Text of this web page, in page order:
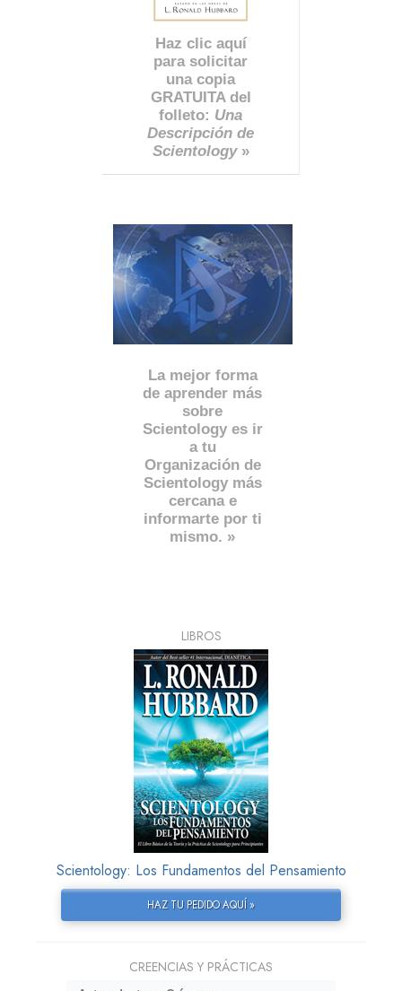
Haz clic aquí
para solicitar
una copia
GRATUITA del
folleto: Una
Descripción de
Scientology»
La mejor forma
de aprender más
sobre
Scientology es ir
a tu
Organización de
Scientology más
cercana e
informarte por ti
mismo. »
LIBROS
Scientology: Los Fundamentos del Pensamiento
HAZ TU PEDIDO AQUÍ »
CREENCIAS Y PRÁCTICAS